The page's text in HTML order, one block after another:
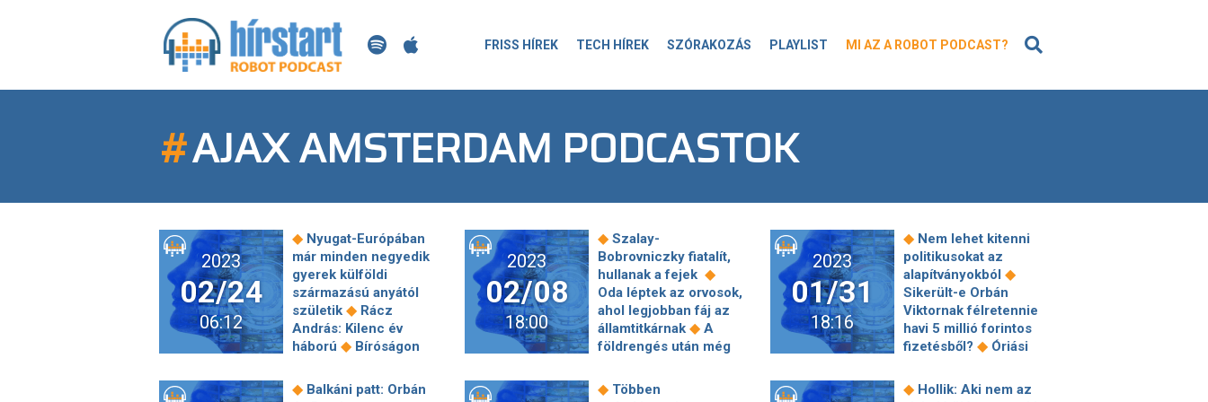
FRISS HÍREK TECH HÍREK SZÓRAKOZÁS PLAYLIST MI AZ A ROBOT PODCAST?
#AJAX AMSTERDAM PODCASTOK
2023
02/24
06:12
◆ Nyugat-Európában
már minden negyedik
gyerek külföldi
származású anyától
születik ◆ Rácz
András: Kilenc év
háború ◆ Bíróságon
trükköt, sok
2023
02/08
18:00
◆ Szalay-
Bobrovniczky fiatalít,
hullanak a fejek ◆
Oda léptek az orvosok,
ahol legjobban fáj az
államtitkárnak ◆ A
földrengés után még
hadsereg az egyik
2023
01/31
18:16
◆ Nem lehet kitenni
politikusokat az
alapítványokból ◆
Sikerült-e Orbán
Viktornak félretennie
havi 5 millió forintos
fizetésből? ◆ Óriási
világ egyik legnagyobb
◆ Balkáni patt: Orbán
◆ Többen
◆ Hollik: Aki nem az